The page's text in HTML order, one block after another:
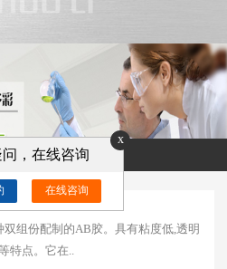
品行业>
组份配制的AB胶。具有粘度低,透明
特点。它在..
x
，在线咨询
在线咨询